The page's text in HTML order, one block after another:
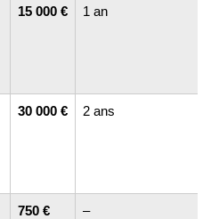
15 000 € 1 an
30 000 € 2 ans
750 € –